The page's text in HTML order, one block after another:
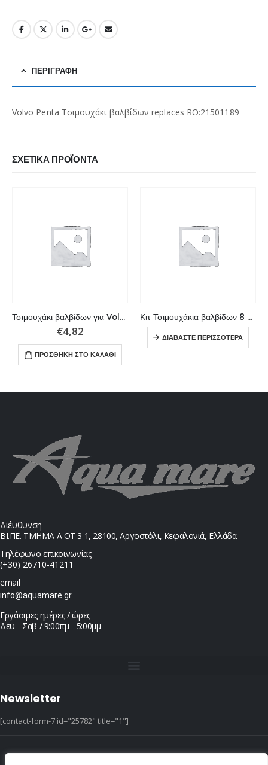
ΠΕΡΙΓΡΑΦΉ
Volvo Penta Τσιμουχάκι βαλβίδων replaces RO:21501189
ΣΧΕΤΙΚΆ ΠΡΟΪΌΝΤΑ
Τσιμουχάκι βαλβίδων για Volvo Penta
€4,82
ΠΡΟΣΘΉΚΗ ΣΤΟ ΚΑΛΆΘΙ
Κιτ Τσιμουχάκια βαλβίδων 8 κομματιών
ΔΙΑΒΆΣΤΕ ΠΕΡΙΣΣΌΤΕΡΑ
Διέυθυνση
ΒΙ.ΠΕ. ΤΜΗΜΑ Α ΟΤ 3 1, 28100, Αργοστόλι, Κεφαλονιά, Ελλάδα
Τηλέφωνο επικοινωνίας
(+30) 26710-41211
email
info@aquamare.gr
Εργάσιμες ημέρες / ώρες
Δευ - Σαβ / 9:00πμ - 5:00μμ
Newsletter
[contact-form-7 id="25782" title="1"]